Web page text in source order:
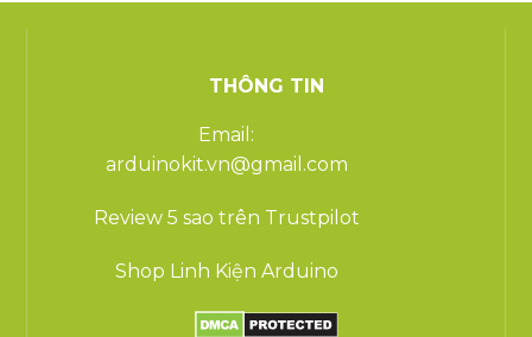
THÔNG TIN
Email:
arduinokit.vn@gmail.com
Review 5 sao trên Trustpilot
Shop Linh Kiện Arduino